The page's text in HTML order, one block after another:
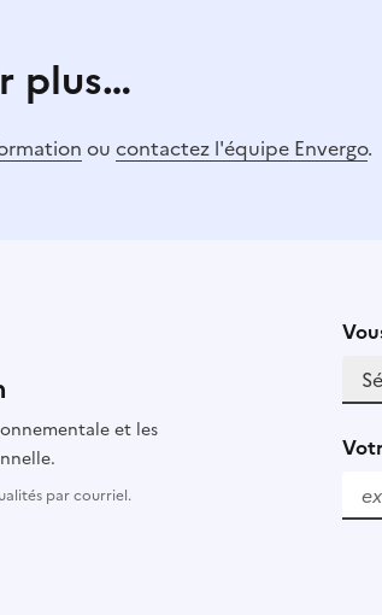
plus…
ou contactez l'équipe Envergo.
et les
par courriel.